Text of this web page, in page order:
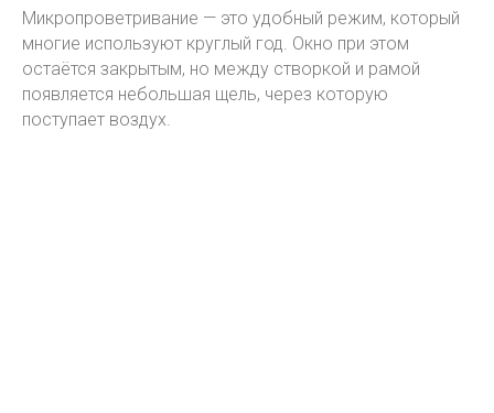
Микропроветривание — это удобный режим, который
многие используют круглый год. Окно при этом
остаётся закрытым, но между створкой и рамой
появляется небольшая щель, через которую
поступает воздух.